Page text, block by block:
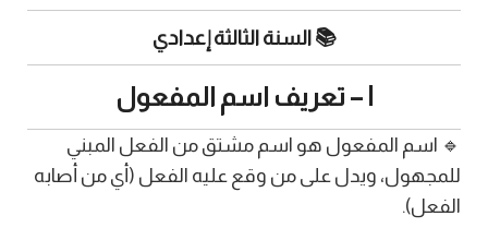
📚 السنة الثالثة إعدادي
🔹 اسم المفعول هو اسم مشتق من الفعل المبني
للمجهول، ويدل على من وقع عليه الفعل (أي من أصابه
الفعل).